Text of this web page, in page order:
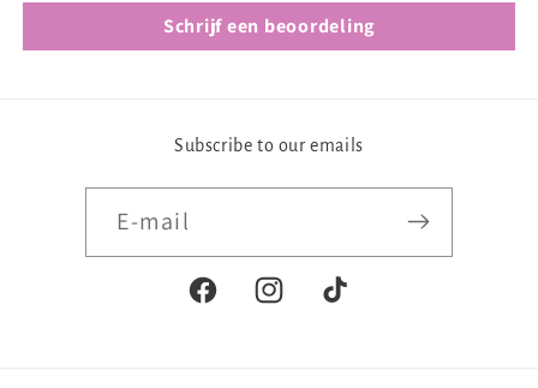
Schrijf een beoordeling
Subscribe to our emails
E‑mail
FacebookInstagramTikTok